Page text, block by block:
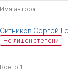
Имя автора
Ситников Сергей
Не лишен степени
Всего 1